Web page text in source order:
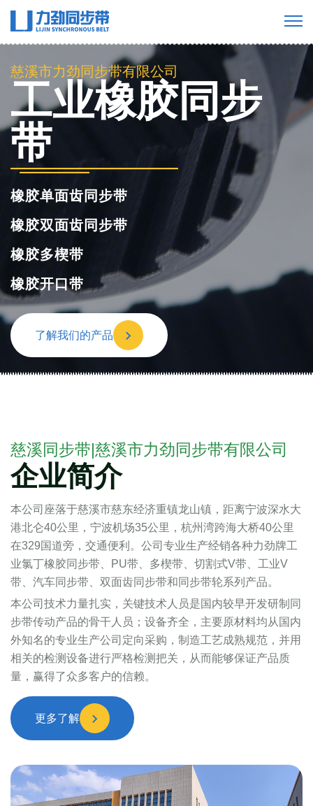
慈溪市力劲同步带有限公司
工业橡胶同步
带
橡胶单面齿同步带
橡胶双面齿同步带
橡胶多楔带
橡胶开口带
了解我们的产品
慈溪同步带|慈溪市力劲同步带有限公司
企业简介
本公司座落于慈溪市慈东经济重镇龙山镇，距离宁波深水大
港北仑40公里，宁波机场35公里，杭州湾跨海大桥40公里
在329国道旁，交通便利。公司专业生产经销各种力劲牌工
业氯丁橡胶同步带、PU带、多楔带、切割式V带、工业V
带、汽车同步带、双面齿同步带和同步带轮系列产品。
本公司技术力量扎实，关键技术人员是国内较早开发研制同
步带传动产品的骨干人员；设备齐全，主要原材料均从国内
外知名的专业生产公司定向采购，制造工艺成熟规范，并用
相关的检测设备进行严格检测把关，从而能够保证产品质
量，赢得了众多客户的信赖。
更多了解